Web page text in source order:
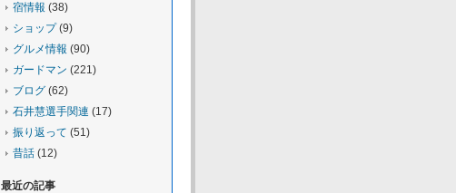
宿情報 (38)
ショップ(9)
グルメ情報 (90)
ガードマン (221)
ブログ (62)
石井慧選手関連 (17)
振り返って (51)
昔話 (12)
最近の記事